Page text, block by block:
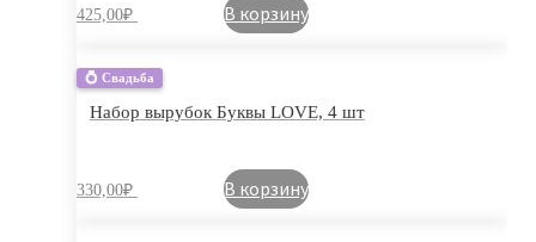
425,00₽ В корзину
💍 Свадьба
Набор вырубок Буквы LOVE, 4 шт
330,00₽ В корзину